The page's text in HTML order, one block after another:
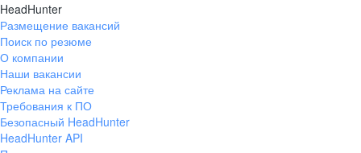
HeadHunter
Размещение вакансий
Поиск по резюме
О компании
Наши вакансии
Реклама на сайте
Требования к ПО
Безопасный HeadHunter
HeadHunter API